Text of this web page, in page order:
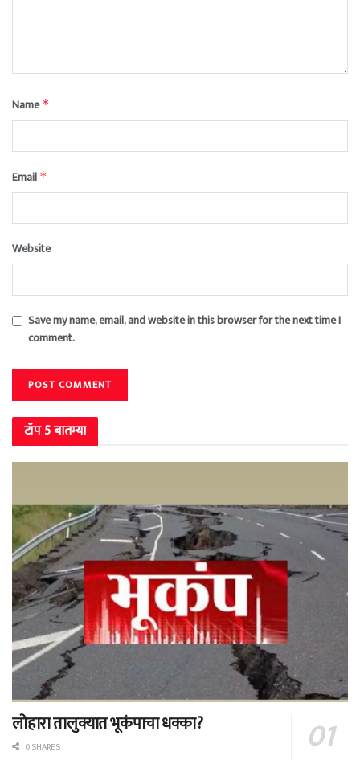
Name*
Email *
Website
Save my name, email, and website in this browser for the next time I
comment.
टॉप 5 बातम्या
लोहारा तालुक्यात भूकंपाचा धक्का?
0 SHARES